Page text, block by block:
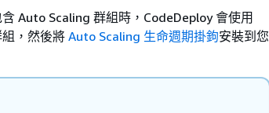
Auto Scaling 群組時，CodeDeploy 會使用
，然後將 Auto Scaling 生命週期掛鉤安裝到您